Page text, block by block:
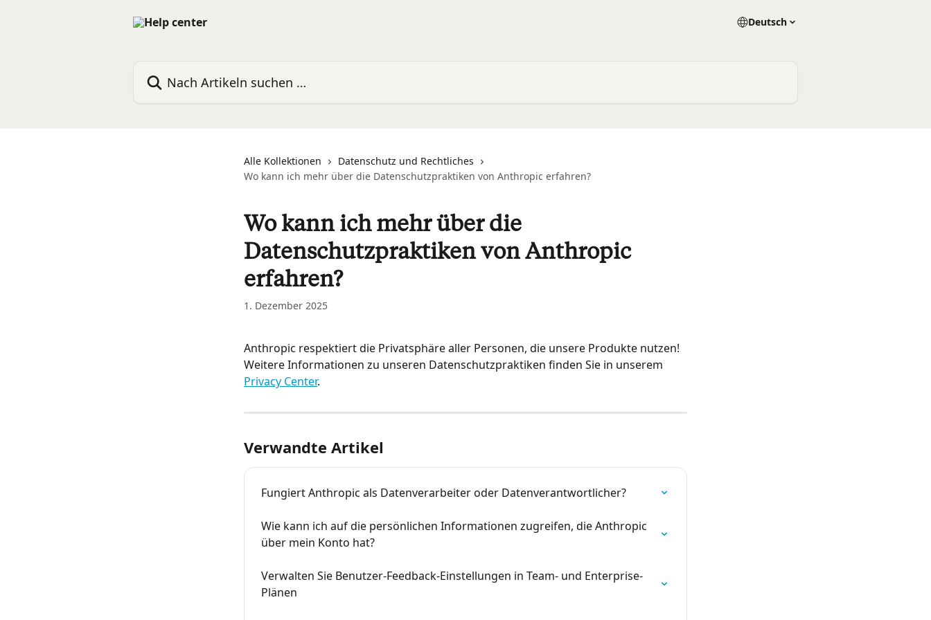
Deutsch
Alle Kollektionen
Datenschutz und Rechtliches
Wo kann ich mehr über die Datenschutzpraktiken von Anthropic erfahren?
Wo kann ich mehr über die
Datenschutzpraktiken von Anthropic
erfahren?
1. Dezember 2025
Anthropic respektiert die Privatsphäre aller Personen, die unsere Produkte nutzen!
Weitere Informationen zu unseren Datenschutzpraktiken finden Sie in unserem
Privacy Center.
Verwandte Artikel
Fungiert Anthropic als Datenverarbeiter oder Datenverantwortlicher?
Wie kann ich auf die persönlichen Informationen zugreifen, die Anthropic
über mein Konto hat?
Verwalten Sie Benutzer-Feedback-Einstellungen in Team- und Enterprise-
Plänen